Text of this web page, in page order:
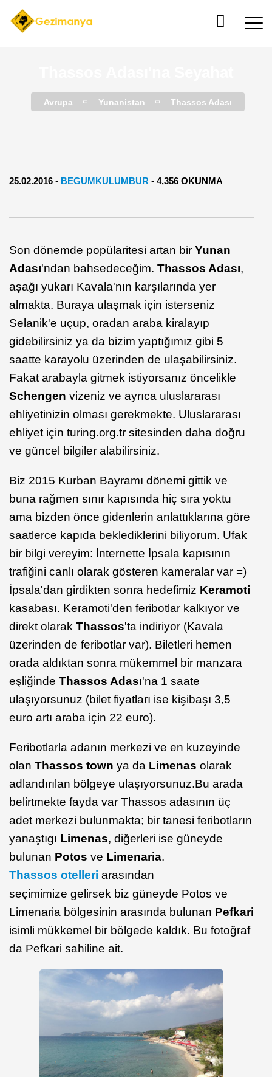
Avrupa Yunanistan Thassos Adası
25.02.2016 - BEGUMKULUMBUR - 4,356 OKUNMA
Son dönemde popülaritesi artan bir Yunan
Adası'ndan bahsedeceğim. Thassos Adası,
aşağı yukarı Kavala'nın karşılarında yer
almakta. Buraya ulaşmak için isterseniz
Selanik'e uçup, oradan araba kiralayıp
gidebilirsiniz ya da bizim yaptığımız gibi 5
saatte karayolu üzerinden de ulaşabilirsiniz.
Fakat arabayla gitmek istiyorsanız öncelikle
Schengen vizeniz ve ayrıca uluslararası
ehliyetinizin olması gerekmekte. Uluslararası
ehliyet için turing.org.tr sitesinden daha doğru
ve güncel bilgiler alabilirsiniz.
Biz 2015 Kurban Bayramı dönemi gittik ve
buna rağmen sınır kapısında hiç sıra yoktu
ama bizden önce gidenlerin anlattıklarına göre
saatlerce kapıda beklediklerini biliyorum. Ufak
bir bilgi vereyim: İnternette İpsala kapısının
trafiğini canlı olarak gösteren kameralar var =)
İpsala'dan girdikten sonra hedefimiz Keramoti
kasabası. Keramoti'den feribotlar kalkıyor ve
direkt olarak Thassos'ta indiriyor (Kavala
üzerinden de feribotlar var). Biletleri hemen
orada aldıktan sonra mükemmel bir manzara
eşliğinde Thassos Adası'na 1 saate
ulaşıyorsunuz (bilet fiyatları ise kişibaşı 3,5
euro artı araba için 22 euro).
Feribotlarla adanın merkezi ve en kuzeyinde
olan Thassos town ya da Limenas olarak
adlandırılan bölgeye ulaşıyorsunuz.Bu arada
belirtmekte fayda var Thassos adasının üç
adet merkezi bulunmakta; bir tanesi feribotların
yanaştıgı Limenas, diğerleri ise güneyde
bulunan Potos ve Limenaria.
Thassos otelleri arasından
seçimimize gelirsek biz güneyde Potos ve
Limenaria bölgesinin arasında bulunan Pefkari
isimli mükkemel bir bölgede kaldık. Bu fotoğraf
da Pefkari sahiline ait.